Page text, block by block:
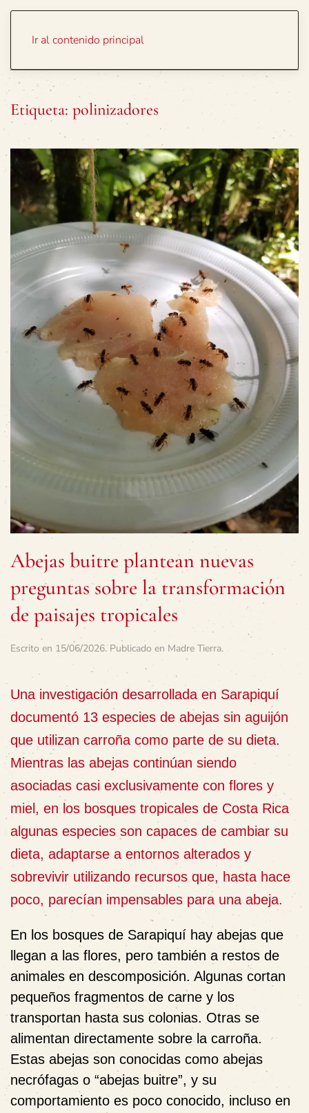
Ir al contenido principal
Etiqueta: polinizadores
Abejas buitre plantean nuevas
preguntas sobre la transformación
de paisajes tropicales
Escrito en 15/06/2026. Publicado en Madre Tierra.
Una investigación desarrollada en Sarapiquí
documentó 13 especies de abejas sin aguijón
que utilizan carroña como parte de su dieta.
Mientras las abejas continúan siendo
asociadas casi exclusivamente con flores y
miel, en los bosques tropicales de Costa Rica
algunas especies son capaces de cambiar su
dieta, adaptarse a entornos alterados y
sobrevivir utilizando recursos que, hasta hace
poco, parecían impensables para una abeja.
En los bosques de Sarapiquí hay abejas que
llegan a las flores, pero también a restos de
animales en descomposición. Algunas cortan
pequeños fragmentos de carne y los
transportan hasta sus colonias. Otras se
alimentan directamente sobre la carroña.
Estas abejas son conocidas como abejas
necrófagas o “abejas buitre”, y su
comportamiento es poco conocido, incluso en